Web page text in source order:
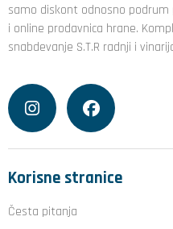
samo diskont odnosno
i online prodavnica hrane.
snabdevanje S.T.R radnji i
Korisne stranice
Česta pitanja